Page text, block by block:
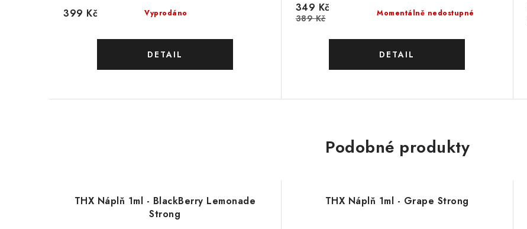
Vyprodáno
399 Kč Momentálně nedostupné
349 Kč
389 Kč
Podobné produkty
THX Náplň 1ml - BlackBerry Lemonade
Strong
THX Náplň 1ml - Grape Strong